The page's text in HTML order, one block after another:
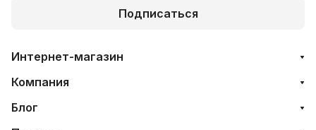
Подписаться
Интернет-магазин
Компания
Блог